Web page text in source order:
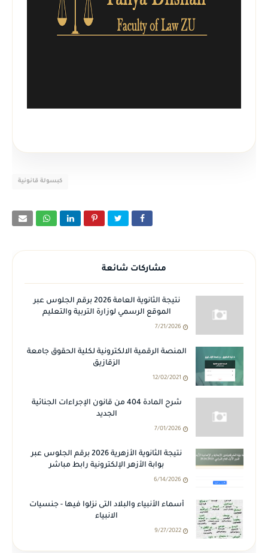
كبسولة قانونية
مشاركات شائعة
نتيجة الثانوية العامة 2026 برقم الجلوس عبر
الموقع الرسمي لوزارة التربية والتعليم
7/21/2026
المنصة الرقمية الالكترونية لكلية الحقوق جامعة
الزقازيق
12/02/2021
شرح المادة 404 من قانون الإجراءات الجنائية
الجديد
7/01/2026
نتيجة الثانوية الأزهرية 2026 برقم الجلوس عبر
بوابة الأزهر الإلكترونية رابط مباشر
6/14/2026
أسماء الأنبياء والبلاد التى نزلوا فيها - جنسيات
الانبياء
9/27/2022